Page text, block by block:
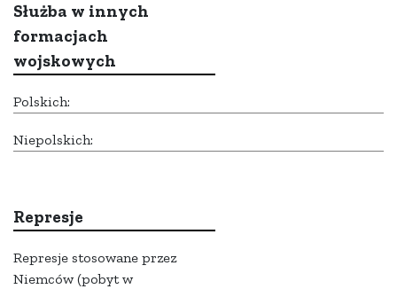
Służba w innych
formacjach
wojskowych
Polskich:
Niepolskich:
Represje
Represje stosowane przez
Niemców (pobyt w